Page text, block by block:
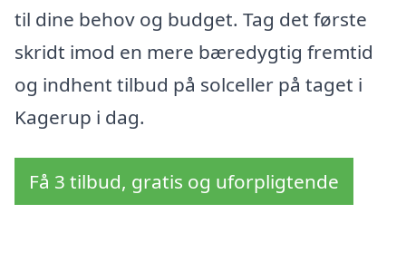
til dine behov og budget. Tag det første
skridt imod en mere bæredygtig fremtid
og indhent tilbud på solceller på taget i
Kagerup i dag.
Få 3 tilbud, gratis og uforpligtende